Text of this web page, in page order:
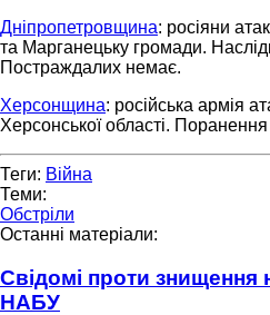
Дніпропетровщина: росіяни
та Марганецьку громади.
Постраждалих немає.
Херсонщина: російська армія
Херсонської області.
Теги: Війна
Теми:
Обстріли
Останні матеріали:
Свідомі проти знищення
НАБУ